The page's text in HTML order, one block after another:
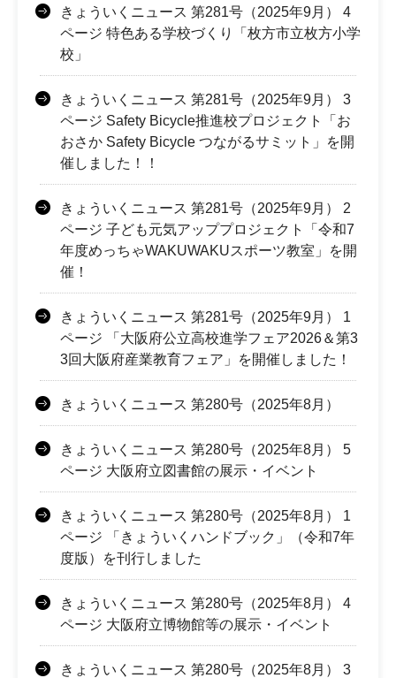
きょういくニュース 第281号（2025年9月） 4
ページ 特色ある学校づくり「枚方市立枚方小学
校」
きょういくニュース 第281号（2025年9月） 3
ページ Safety Bicycle推進校プロジェクト「お
おさか Safety Bicycle つながるサミット」を開
催しました！！
きょういくニュース 第281号（2025年9月） 2
ページ 子ども元気アッププロジェクト「令和7
年度めっちゃWAKUWAKUスポーツ教室」を開
催！
きょういくニュース 第281号（2025年9月） 1
ページ 「大阪府公立高校進学フェア2026＆第3
3回大阪府産業教育フェア」を開催しました！
きょういくニュース 第280号（2025年8月）
きょういくニュース 第280号（2025年8月） 5
ページ 大阪府立図書館の展示・イベント
きょういくニュース 第280号（2025年8月） 1
ページ 「きょういくハンドブック」（令和7年
度版）を刊行しました
きょういくニュース 第280号（2025年8月） 4
ページ 大阪府立博物館等の展示・イベント
きょういくニュース 第280号（2025年8月） 3